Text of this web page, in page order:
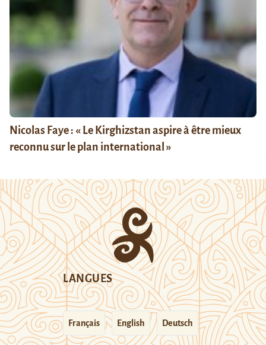
Nicolas Faye : « Le Kirghizstan aspire à être mieux
reconnu sur le plan international »
LANGUES
Français English Deutsch